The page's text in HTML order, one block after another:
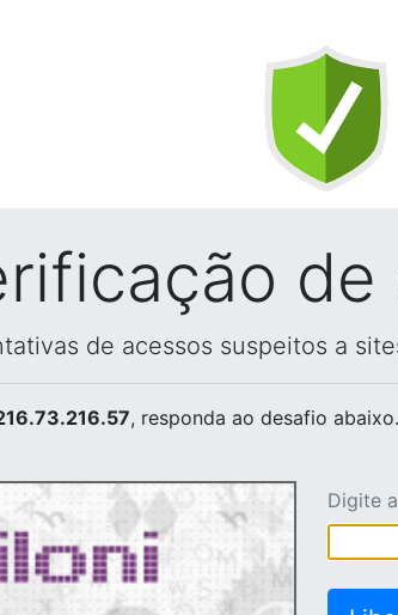
de
de acessos suspeitos a
, responda ao desafio abaixo.
Digite